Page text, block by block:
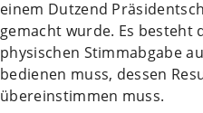
einem Dutzend
gemacht wurde. Es besteht
physischen Stimmabgabe
bedienen muss, dessen
übereinstimmen muss.